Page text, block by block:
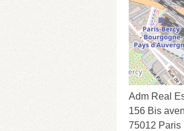
Adm Real
156 Bis
75012 Paris